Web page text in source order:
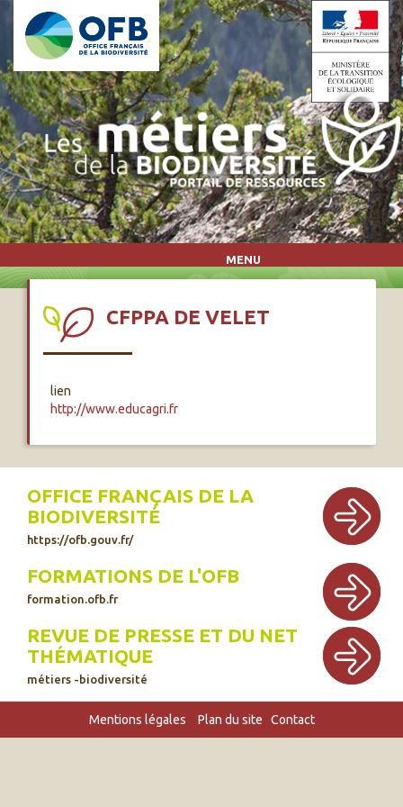
Aller au contenu principal
MENU
CFPPA DE VELET
lien
http://www.educagri.fr
OFFICE FRANÇAIS DE LA
BIODIVERSITÉ
https://ofb.gouv.fr/
FORMATIONS DE L'OFB
formation.ofb.fr
REVUE DE PRESSE ET DU NET
THÉMATIQUE
métiers -biodiversité
Mentions légales Plan du site Contact